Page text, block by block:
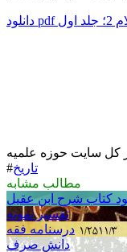
کل سایت حوزه علمیه
#تاریخ
مطالب مشابه
کتاب شرح ابن عقیل
تفسیر نمونه
درسنامه فقه
دانش صرف